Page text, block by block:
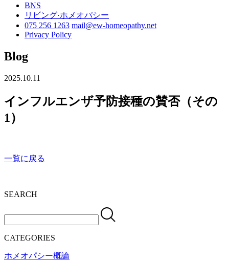
BNS
リビング·ホメオパシー
075 256 1263 mail@ew-homeopathy.net
Privacy Policy
Blog
2025.10.11
インフルエンザ予防接種の賛否（その
1）
一覧に戻る
SEARCH
CATEGORIES
ホメオパシー概論